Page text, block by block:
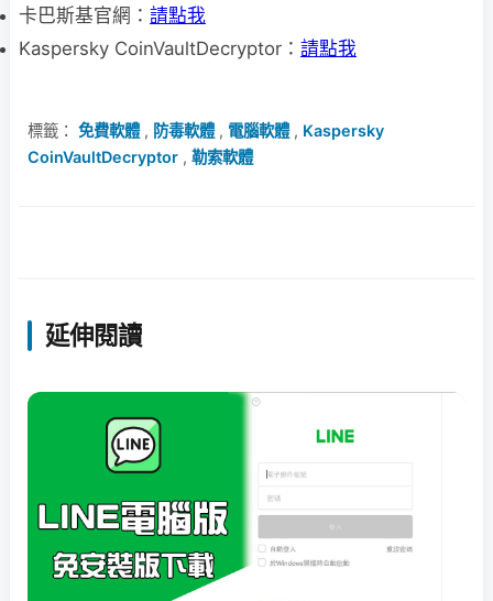
卡巴斯基官網： 請點我
Kaspersky CoinVaultDecryptor： 請點我
標籤： 免費軟體, 防毒軟體, 電腦軟體, Kaspersky
CoinVaultDecryptor , 勒索軟體
延伸閱讀